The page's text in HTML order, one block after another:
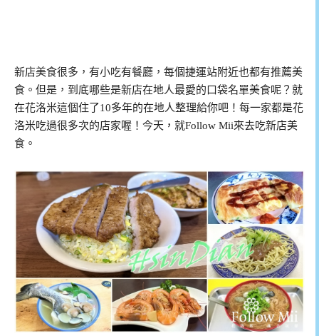
新店美食很多，有小吃有餐廳，每個捷運站附近也都有推薦美
食。但是，到底哪些是新店在地人最愛的口袋名單美食呢？就
在花洛米這個住了10多年的在地人整理給你吧！每一家都是花
洛米吃過很多次的店家喔！今天，就Follow Mii來去吃新店美
食。